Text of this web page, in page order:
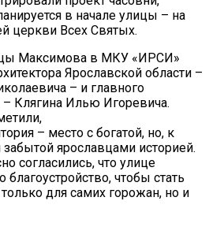
в начале улицы – на
церкви Всех Святых.
Максимова в МКУ «ИРСИ»
Ярославской области –
– и главного
– Клягина Илью Игоревича.
– место с богатой, но, к
ярославцами историей.
согласились, что улице
чтобы стать
для самих горожан, но и